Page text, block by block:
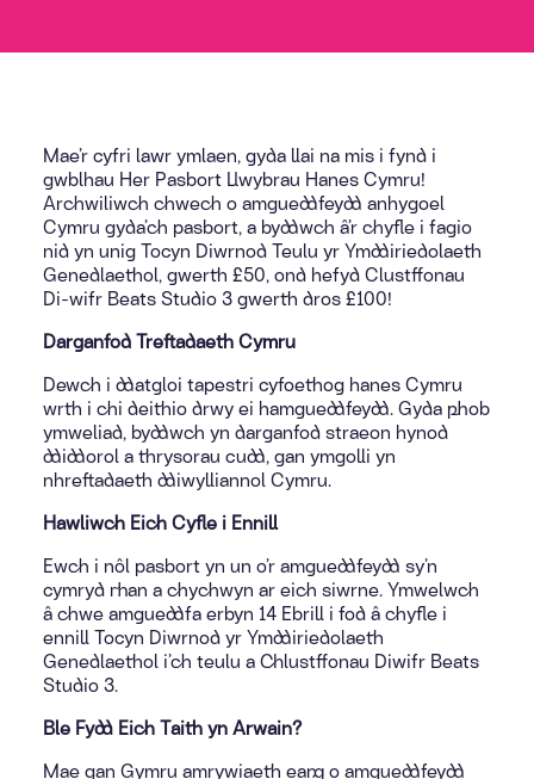
Mae’r cyfri lawr ymlaen, gyda llai na mis i fynd i
gwblhau Her Pasbort Llwybrau Hanes Cymru!
Archwiliwch chwech o amgueddfeydd anhygoel
Cymru gyda’ch pasbort, a byddwch â’r chyfle i fagio
nid yn unig Tocyn Diwrnod Teulu yr Ymddiriedolaeth
Genedlaethol, gwerth £50, ond hefyd Clustffonau
Di-wifr Beats Studio 3 gwerth dros £100!
Darganfod Treftadaeth Cymru
Dewch i ddatgloi tapestri cyfoethog hanes Cymru
wrth i chi deithio drwy ei hamgueddfeydd. Gyda phob
ymweliad, byddwch yn darganfod straeon hynod
ddiddorol a thrysorau cudd, gan ymgolli yn
nhreftadaeth ddiwylliannol Cymru.
Hawliwch Eich Cyfle i Ennill
Ewch i nôl pasbort yn un o’r amgueddfeydd sy’n
cymryd rhan a chychwyn ar eich siwrne. Ymwelwch
â chwe amgueddfa erbyn 14 Ebrill i fod â chyfle i
ennill Tocyn Diwrnod yr Ymddiriedolaeth
Genedlaethol i’ch teulu a Chlustffonau Diwifr Beats
Studio 3.
Ble Fydd Eich Taith yn Arwain?
Mae gan Gymru amrywiaeth eang o amgueddfeydd